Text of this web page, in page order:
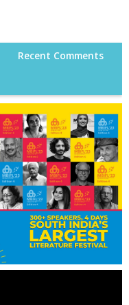
Recent Comments